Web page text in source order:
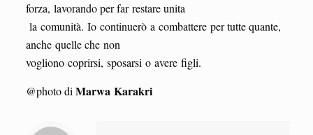
forza, lavorando per far restare unita
la comunità. Io continuerò a combattere per tutte quante,
anche quelle che non
vogliono coprirsi, sposarsi o avere figli.
@photo diMarwa Karakri